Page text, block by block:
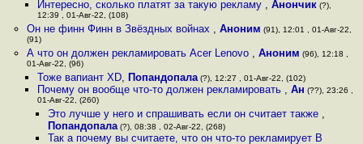
Интересно, сколько платят за такую рекламу , Анончик(?),
12:39 , 01-Авг-22, (108)
Он не финн Финн в Звёздных войнах , Аноним (91), 12:01 , 01-Авг-22,
(91)
А что он должен рекламировать Acer Lenovo , Аноним (96), 12:18 ,
01-Авг-22, (96)
Тоже вапиант XD, Попандопала(?), 12:27 , 01-Авг-22, (102)
Почему он вообще что-то должен рекламировать , Ан (??), 23:26 ,
01-Авг-22, (260)
Это лучше у него и спрашивать если он считает также ,
Попандопала (?), 08:38 , 02-Авг-22, (268)
Так а почему вы считаете, что он что-то рекламирует В